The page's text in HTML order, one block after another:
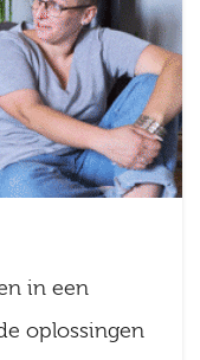
in een
oplossingen